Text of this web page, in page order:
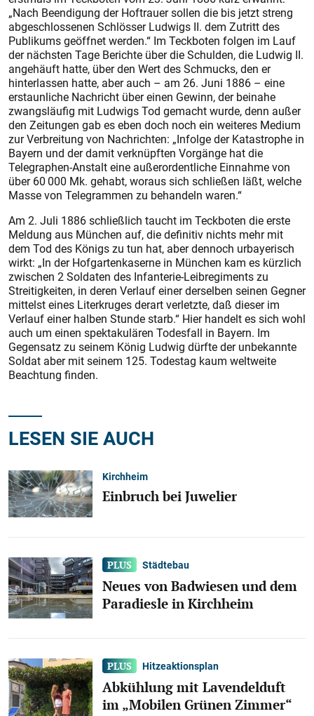
„Nach Beendigung der Hoftrauer sollen die bis jetzt streng
abgeschlossenen Schlösser Ludwigs II. dem Zutritt des
Publikums geöffnet werden.“ Im Teckboten folgen im Lauf
der nächsten Tage Berichte über die Schulden, die Ludwig II.
angehäuft hatte, über den Wert des Schmucks, den er
hinterlassen hatte, aber auch – am 26. Juni 1886 – eine
erstaunliche Nachricht über einen Gewinn, der beinahe
zwangsläufig mit Ludwigs Tod gemacht wurde, denn außer
den Zeitungen gab es eben doch noch ein weiteres Medium
zur Verbreitung von Nachrichten: „Infolge der Katastrophe in
Bayern und der damit verknüpften Vorgänge hat die
Telegraphen-Anstalt eine außerordentliche Einnahme von
über 60 000 Mk. gehabt, woraus sich schließen läßt, welche
Masse von Telegrammen zu behandeln waren.“
Am 2. Juli 1886 schließlich taucht im Teckboten die erste
Meldung aus München auf, die definitiv nichts mehr mit
dem Tod des Königs zu tun hat, aber dennoch urbayerisch
wirkt: „In der Hofgartenkaserne in München kam es kürzlich
zwischen 2 Soldaten des Infanterie-Leibregiments zu
Streitigkeiten, in deren Verlauf einer derselben seinen Gegner
mittelst eines Literkruges derart verletzte, daß dieser im
Verlauf einer halben Stunde starb.“ Hier handelt es sich wohl
auch um einen spektakulären Todesfall in Bayern. Im
Gegensatz zu seinem König Ludwig dürfte der unbekannte
Soldat aber mit seinem 125. Todestag kaum weltweite
Beachtung finden.
LESEN SIE AUCH
Kirchheim
Einbruch bei Juwelier
Städtebau
Neues von Badwiesen und dem
Paradiesle in Kirchheim
Hitzeaktionsplan
Abkühlung mit Lavendelduft
im „Mobilen Grünen Zimmer“